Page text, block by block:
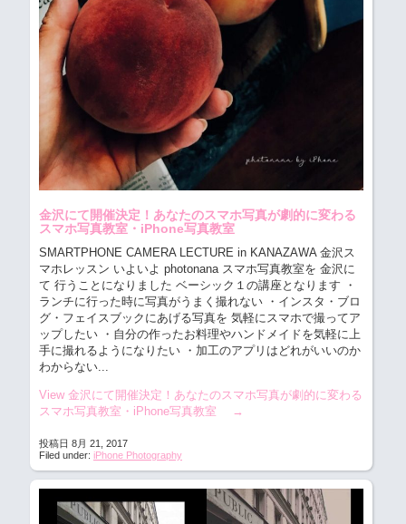
金沢にて開催決定！あなたのスマホ写真が劇的に変わる
スマホ写真教室・iPhone写真教室
SMARTPHONE CAMERA LECTURE in KANAZAWA 金沢ス
マホレッスン いよいよ photonana スマホ写真教室を 金沢に
て 行うことになりました ベーシック１の講座となります ・
ランチに行った時に写真がうまく撮れない ・インスタ・ブロ
グ・フェイスブックにあげる写真を 気軽にスマホで撮ってア
ップしたい ・自分の作ったお料理やハンドメイドを気軽に上
手に撮れるようになりたい ・加工のアプリはどれがいいのか
わからない...
View 金沢にて開催決定！あなたのスマホ写真が劇的に変わる
スマホ写真教室・iPhone写真教室
→
投稿日 8月 21, 2017
Filed under: iPhone Photography